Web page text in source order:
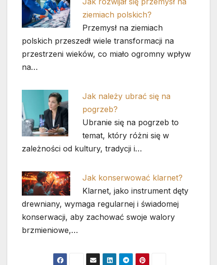
ziemiach polskich?
Przemysł na ziemiach
polskich przeszedł wiele transformacji na
przestrzeni wieków, co miało ogromny wpływ
na…
Jak należy ubrać się na
pogrzeb?
Ubranie się na pogrzeb to
temat, który różni się w
zależności od kultury, tradycji i…
Jak konserwować klarnet?
Klarnet, jako instrument dęty
drewniany, wymaga regularnej i świadomej
konserwacji, aby zachować swoje walory
brzmieniowe,…